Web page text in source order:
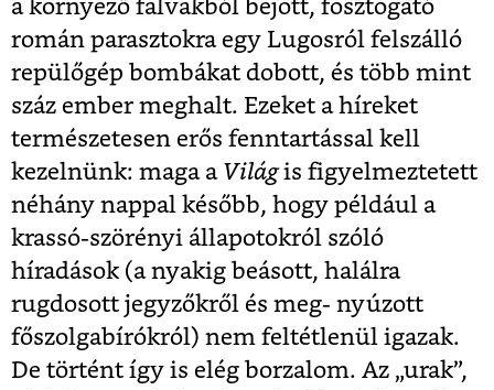
a környező falvakból bejött, fosztogató
román parasztokra egy Lugosról felszálló
repülőgép bombákat dobott, és több mint
száz ember meghalt. Ezeket a híreket
természetesen erős fenntartással kell
kezelnünk: maga a Világis figyelmeztetett
néhány nappal később, hogy például a
krassó-szörényi állapotokról szóló
híradások (a nyakig beásott, halálra
rugdosott jegyzőkről és meg- nyúzott
főszolgabírókról) nem feltétlenül igazak.
De történt így is elég borzalom. Az „urak”,